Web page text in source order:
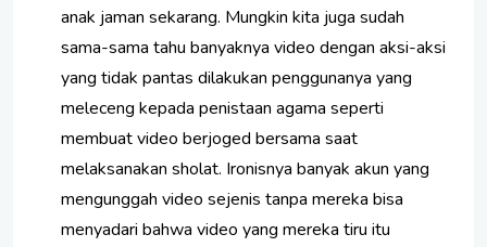
anak jaman sekarang. Mungkin kita juga sudah
sama-sama tahu banyaknya video dengan aksi-aksi
yang tidak pantas dilakukan penggunanya yang
meleceng kepada penistaan agama seperti
membuat video berjoged bersama saat
melaksanakan sholat. Ironisnya banyak akun yang
mengunggah video sejenis tanpa mereka bisa
menyadari bahwa video yang mereka tiru itu